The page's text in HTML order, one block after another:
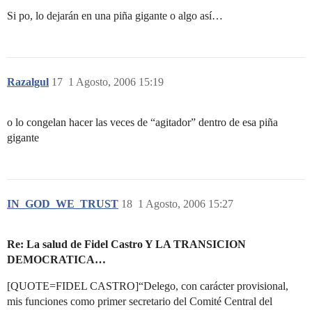
Si po, lo dejarán en una piña gigante o algo así…
Razalgul 1 Agosto, 2006 15:19
17
o lo congelan hacer las veces de “agitador” dentro de esa piña
gigante
IN_GOD_WE_TRUST 1 Agosto, 2006 15:27
18
Re: La salud de Fidel Castro Y LA TRANSICION
DEMOCRATICA…
[QUOTE=FIDEL CASTRO]“Delego, con carácter provisional,
mis funciones como primer secretario del Comité Central del